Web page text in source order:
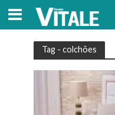
Tag - colchões